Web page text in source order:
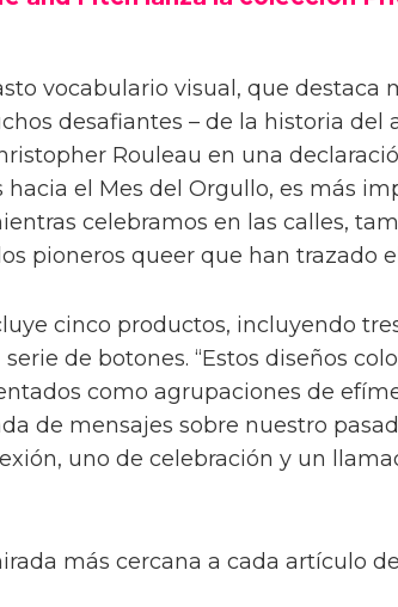
vocabulario visual, que destaca
desafiantes – de la historia del
Rouleau en una
hacia el Mes del Orgullo, es más
celebramos en las calles,
pioneros queer que han trazado
cinco productos, incluyendo
de botones. “Estos diseños
como agrupaciones de
de mensajes sobre nuestro
uno de celebración y un
más cercana a cada artículo